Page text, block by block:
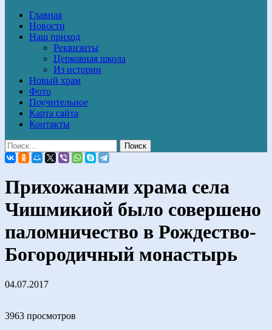
Главная
Новости
Наш приход
Реквизиты
Церковная школа
Из истории
Новый храм
Фото
Поучительное
Карта сайта
Контакты
Прихожанами храма села
Чишмикиой было совершено
паломничество в Рождество-
Богородичный монастырь
04.07.2017
3963 просмотров